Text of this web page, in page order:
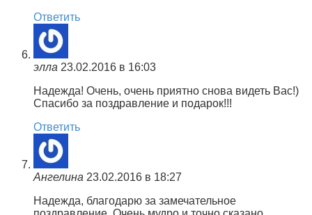
Ответить
элла 23.02.2016 в 16:03
Надежда! Очень, очень приятно снова видеть Вас!)
Спасибо за поздравление и подарок!!!
Ответить
Ангелина 23.02.2016 в 18:27
Надежда, благодарю за замечательное